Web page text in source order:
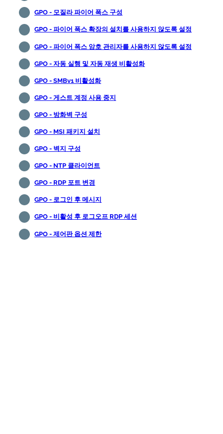
GPO - 모질라 파이어 폭스 구성
GPO - 파이어 폭스 확장의 설치를 사용하지 않도록 설정
GPO - 파이어 폭스 암호 관리자를 사용하지 않도록 설정
GPO - 자동 실행 및 자동 재생 비활성화
GPO - SMBv1 비활성화
GPO - 게스트 계정 사용 중지
GPO - 방화벽 구성
GPO - MSI 패키지 설치
GPO - 벽지 구성
GPO - NTP 클라이언트
GPO - RDP 포트 변경
GPO - 로그인 후 메시지
GPO - 비활성 후 로그오프 RDP 세션
GPO - 제어판 옵션 제한